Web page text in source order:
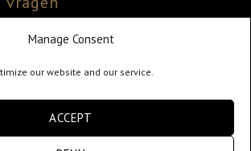
Manage Consent
our website and our service.
ACCEPT